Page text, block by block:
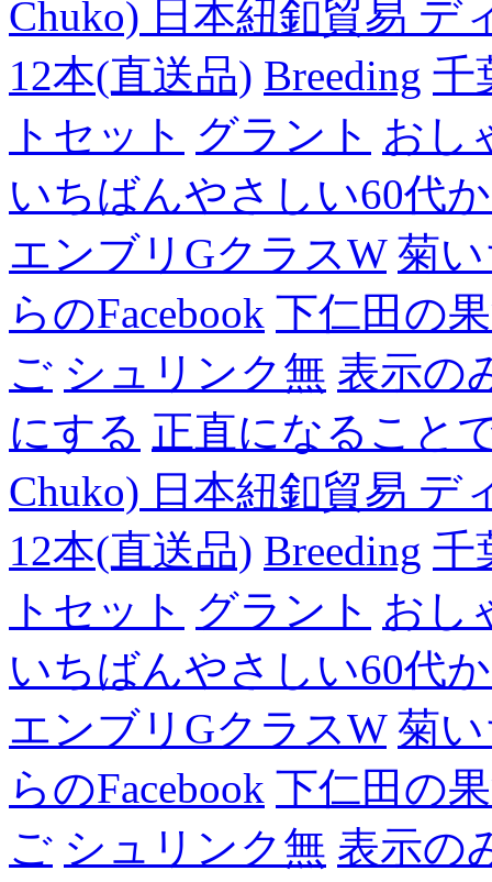
Chuko) 日本紐釦貿易 デ
12本(直送品) Breeding 千
トセット グラント おし
いちばんやさしい60代
エンブリGクラスW 菊
らのFacebook 下仁田の
ご シュリンク無 表示の
にする 正直になること
Chuko) 日本紐釦貿易 デ
12本(直送品) Breeding 千
トセット グラント おし
いちばんやさしい60代
エンブリGクラスW 菊
らのFacebook 下仁田の
ご シュリンク無 表示の